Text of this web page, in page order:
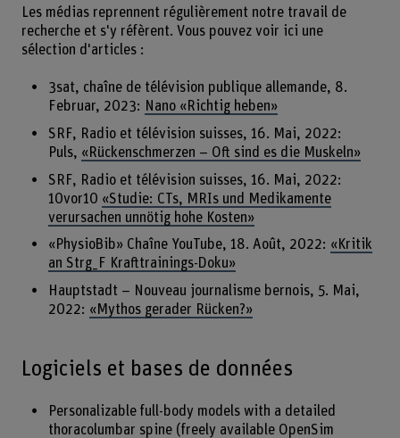
Les médias reprennent régulièrement notre travail de
recherche et s'y réfèrent. Vous pouvez voir ici une
sélection d'articles :
3sat, chaîne de télévision publique allemande, 8.
Februar, 2023: Nano «Richtig heben»
SRF, Radio et télévision suisses, 16. Mai, 2022:
Puls, «Rückenschmerzen – Oft sind es die Muskeln»
SRF, Radio et télévision suisses, 16. Mai, 2022:
10vor10 «Studie: CTs, MRIs und Medikamente
verursachen unnötig hohe Kosten»
«PhysioBib» Chaîne YouTube, 18. Août, 2022: «Kritik
an Strg_F Krafttrainings-Doku»
Hauptstadt – Nouveau journalisme bernois, 5. Mai,
2022: «Mythos gerader Rücken?»
Logiciels et bases de données
Personalizable full-body models with a detailed
thoracolumbar spine (freely available OpenSim